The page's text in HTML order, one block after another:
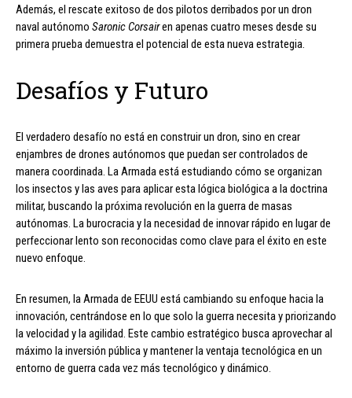
Además, el rescate exitoso de dos pilotos derribados por un dron
naval autónomo Saronic Corsairen apenas cuatro meses desde su
primera prueba demuestra el potencial de esta nueva estrategia.
Desafíos y Futuro
El verdadero desafío no está en construir un dron, sino en crear
enjambres de drones autónomos que puedan ser controlados de
manera coordinada. La Armada está estudiando cómo se organizan
los insectos y las aves para aplicar esta lógica biológica a la doctrina
militar, buscando la próxima revolución en la guerra de masas
autónomas. La burocracia y la necesidad de innovar rápido en lugar de
perfeccionar lento son reconocidas como clave para el éxito en este
nuevo enfoque.
En resumen, la Armada de EEUU está cambiando su enfoque hacia la
innovación, centrándose en lo que solo la guerra necesita y priorizando
la velocidad y la agilidad. Este cambio estratégico busca aprovechar al
máximo la inversión pública y mantener la ventaja tecnológica en un
entorno de guerra cada vez más tecnológico y dinámico.